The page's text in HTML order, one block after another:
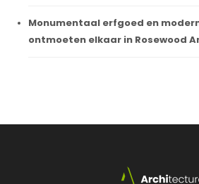
Monumentaal erfgoed en
ontmoeten elkaar in Rosewood